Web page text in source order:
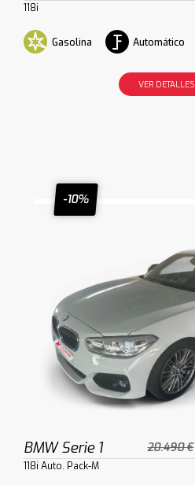
118i
Gasolina Automático
VER DETALLES
-10%
BMW Serie 1 20.490 €
118i Auto. Pack-M